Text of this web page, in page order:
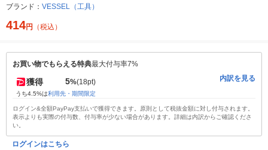
ブランド： VESSEL（工具）
414円 （税込）
お買い物でもらえる特典最大付与率7%
獲得 5%(18pt)
うち4.5%は利用先・期間限定
内訳を見る
ログイン&全額PayPay支払いで獲得できます。原則として税抜金額に対し付与されます。
表示よりも実際の付与数、付与率が少ない場合があります。詳細は内訳からご確認くださ
い。
ログインはこちら